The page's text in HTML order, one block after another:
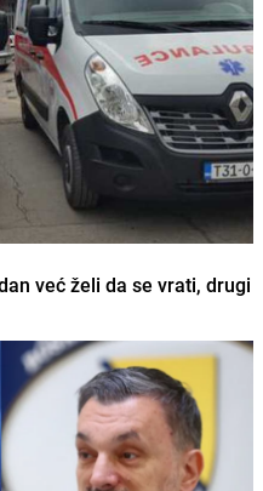
već želi da se vrati, drugi